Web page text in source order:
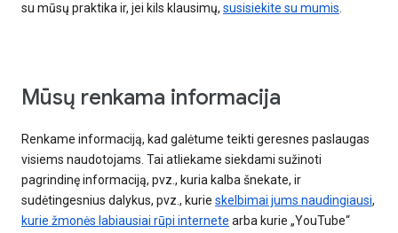
su mūsų praktika ir, jei kils klausimų, susisiekite su mumis.
Mūsų renkama informacija
Renkame informaciją, kad galėtume teikti geresnes paslaugas
visiems naudotojams. Tai atliekame siekdami sužinoti
pagrindinę informaciją, pvz., kuria kalba šnekate, ir
sudėtingesnius dalykus, pvz., kurie skelbimai jums naudingiausi,
kurie žmonės labiausiai rūpi internete arba kurie „YouTube“